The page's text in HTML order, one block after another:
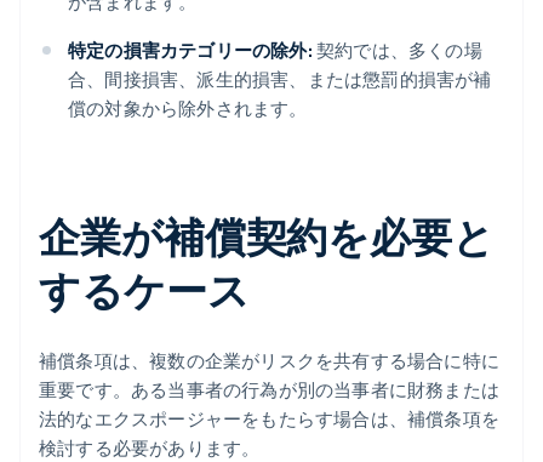
特定の損害カテゴリーの除外: 契約では、多くの場
合、間接損害、派生的損害、または懲罰的損害が補
償の対象から除外されます。
企業が補償契約を必要と
するケース
補償条項は、複数の企業がリスクを共有する場合に特に
重要です。ある当事者の行為が別の当事者に財務または
法的なエクスポージャーをもたらす場合は、補償条項を
検討する必要があります。